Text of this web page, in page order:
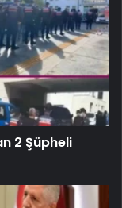
2 Şüpheli